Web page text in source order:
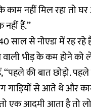
काम नहीं मिल रहा तो
हैं.’’
साल से नोएडा में रह
भीड़ के कम होने को
की बात छोड़ो.
गाड़ियों से आते थे और
एक आदमी आता है तो